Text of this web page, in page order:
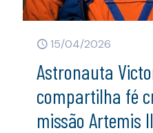
15/04/2026
Astronauta
compartilha fé
missão Artemis